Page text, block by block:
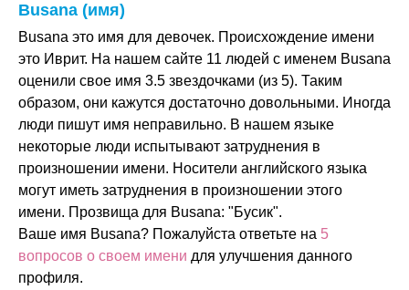
Busana (имя)
Busana это имя для девочек. Происхождение имени
это Иврит. На нашем сайте 11 людей с именем Busana
оценили свое имя 3.5 звездочками (из 5). Таким
образом, они кажутся достаточно довольными. Иногда
люди пишут имя неправильно. В нашем языке
некоторые люди испытывают затруднения в
произношении имени. Носители английского языка
могут иметь затруднения в произношении этого
имени. Прозвища для Busana: "Бусик".
Ваше имя Busana? Пожалуйста ответьте на 5
вопросов о своем имени для улучшения данного
профиля.